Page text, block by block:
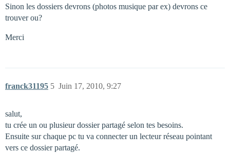
Sinon les dossiers devrons (photos musique par ex) devrons ce
trouver ou?
Merci
franck31195 Juin 17, 2010, 9:27
5
salut,
tu crée un ou plusieur dossier partagé selon tes besoins.
Ensuite sur chaque pc tu va connecter un lecteur réseau pointant
vers ce dossier partagé.